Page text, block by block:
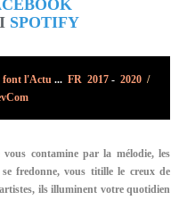
SPOTIFY
l'Actu ... FR 2017 - 2020 /
contamine par la mélodie, les
fredonne, vous titille le creux de
ils illuminent votre quotidien